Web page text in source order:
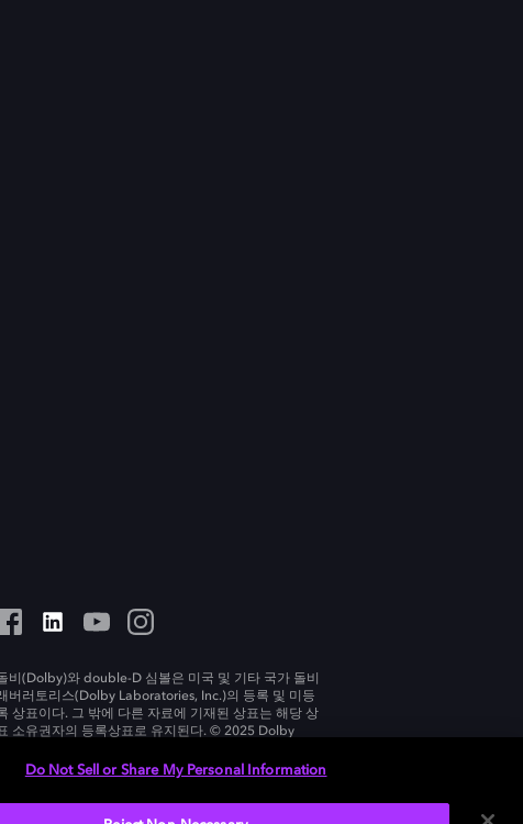
비(Dolby)와 double-D 심볼은 미국 및 기타 국가 돌비
버러토리스(Dolby Laboratories, Inc.)의 등록 및 미등
상표이다. 그 밖에 다른 자료에 기재된 상표는 해당 상
소유권자의 등록상표로 유지된다. © 2025 Dolby
Do Not Sell or Share My Personal Information